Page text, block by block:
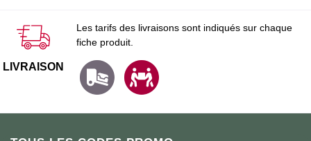
LIVRAISON
Les tarifs des livraisons sont indiqués sur chaque
fiche produit.